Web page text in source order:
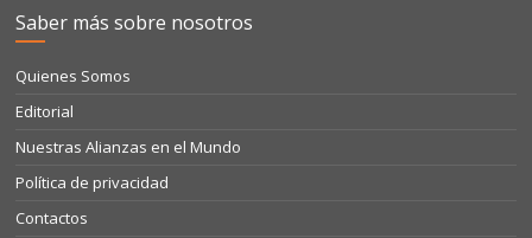
Saber más sobre nosotros
Quienes Somos
Editorial
Nuestras Alianzas en el Mundo
Política de privacidad
Contactos